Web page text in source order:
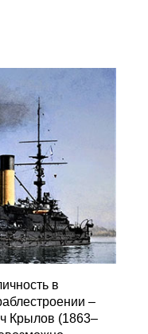
в
–
Крылов (1863–